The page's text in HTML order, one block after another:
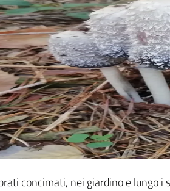
concimati, nei giardino e lungo i